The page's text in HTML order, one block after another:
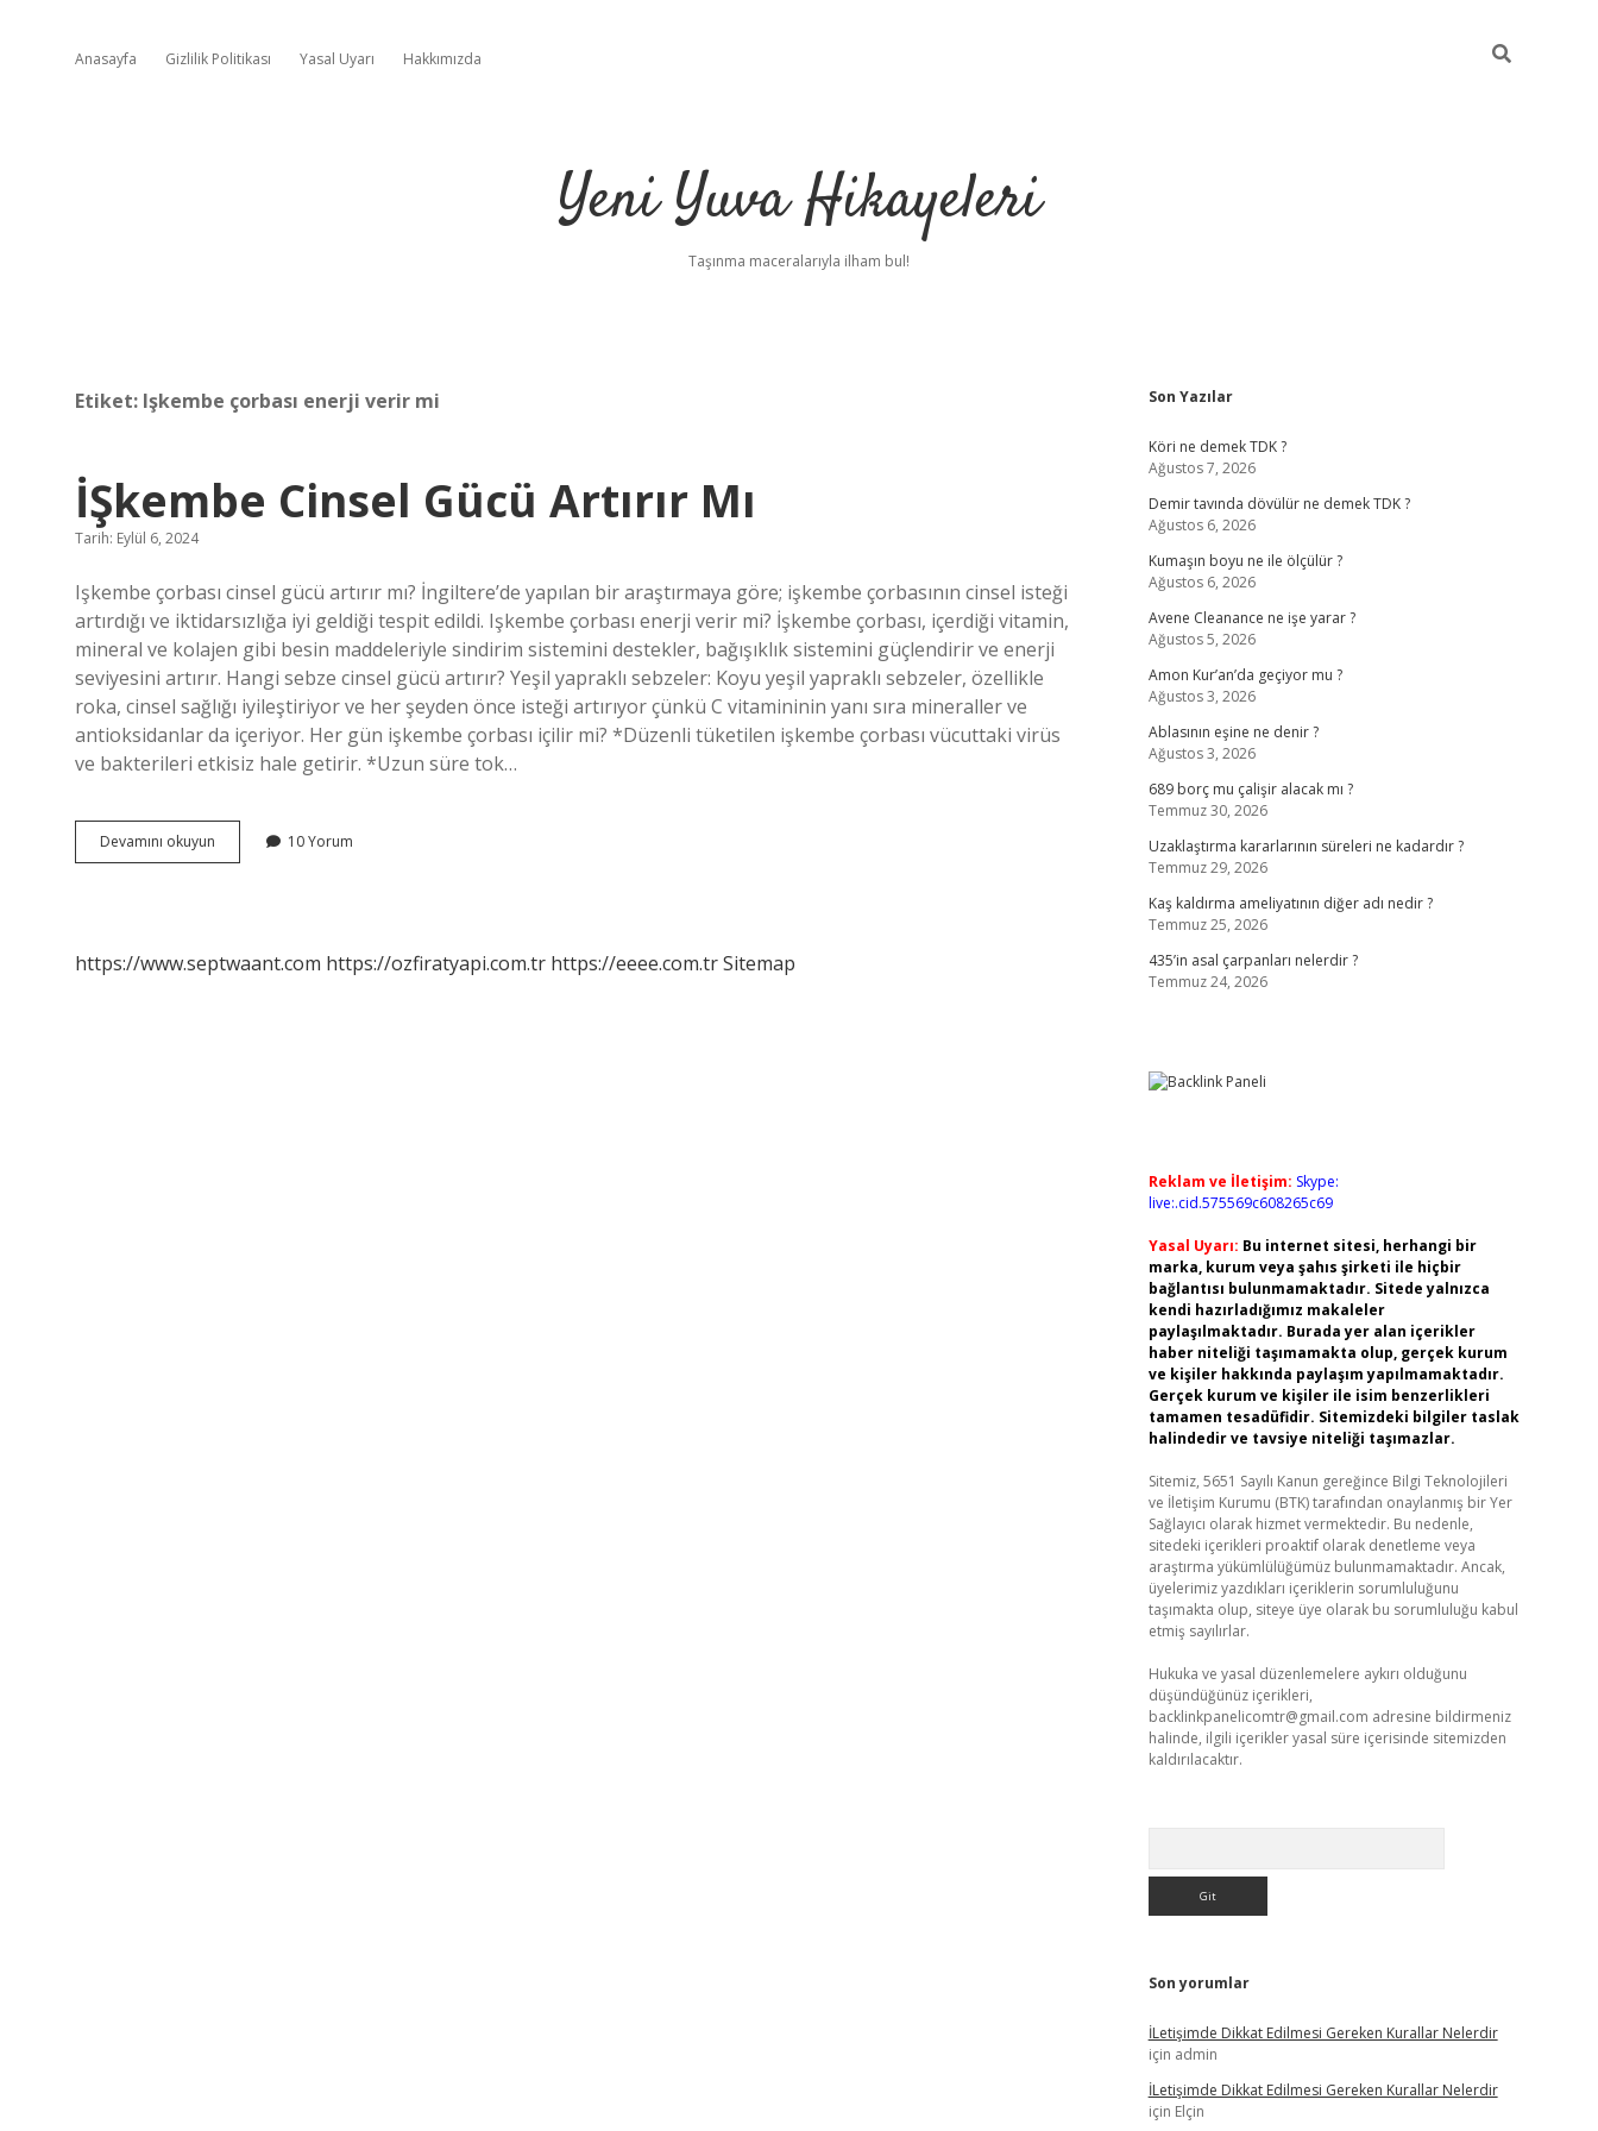
Anasayfa Gizlilik Politikası Yasal Uyarı Hakkımızda
Yeni Yuva Hikayeleri
Taşınma maceralarıyla ilham bul!
Etiket: Işkembe çorbası enerji verir mi
İŞkembe Cinsel Gücü Artırır Mı
Tarih: Eylül 6, 2024
Işkembe çorbası cinsel gücü artırır mı? İngiltere’de yapılan bir araştırmaya göre; işkembe çorbasının cinsel isteği
artırdığı ve iktidarsızlığa iyi geldiği tespit edildi. Işkembe çorbası enerji verir mi? İşkembe çorbası, içerdiği vitamin,
mineral ve kolajen gibi besin maddeleriyle sindirim sistemini destekler, bağışıklık sistemini güçlendirir ve enerji
seviyesini artırır. Hangi sebze cinsel gücü artırır? Yeşil yapraklı sebzeler: Koyu yeşil yapraklı sebzeler, özellikle
roka, cinsel sağlığı iyileştiriyor ve her şeyden önce isteği artırıyor çünkü C vitamininin yanı sıra mineraller ve
antioksidanlar da içeriyor. Her gün işkembe çorbası içilir mi? *Düzenli tüketilen işkembe çorbası vücuttaki virüs
ve bakterileri etkisiz hale getirir. *Uzun süre tok…
Devamını okuyun İŞkembe
Cinsel
10 Yorum
https://www.septwaant.com https://ozfiratyapi.com.tr https://eeee.com.trSitemap
Sidebar
Son Yazılar
Köri ne demek TDK ?
Ağustos 7, 2026
Demir tavında dövülür ne demek TDK ?
Ağustos 6, 2026
Kumaşın boyu ne ile ölçülür ?
Ağustos 6, 2026
Avene Cleanance ne işe yarar ?
Ağustos 5, 2026
Amon Kur’an’da geçiyor mu ?
Ağustos 3, 2026
Ablasının eşine ne denir ?
Ağustos 3, 2026
689 borç mu çalişir alacak mı ?
Temmuz 30, 2026
Uzaklaştırma kararlarının süreleri ne kadardır ?
Temmuz 29, 2026
Kaş kaldırma ameliyatının diğer adı nedir ?
Temmuz 25, 2026
435’in asal çarpanları nelerdir ?
Temmuz 24, 2026
Reklam ve İletişim: Skype:
live:.cid.575569c608265c69
Yasal Uyarı: Bu internet sitesi, herhangi bir
marka, kurum veya şahıs şirketi ile hiçbir
bağlantısı bulunmamaktadır. Sitede yalnızca
kendi hazırladığımız makaleler
paylaşılmaktadır. Burada yer alan içerikler
haber niteliği taşımamakta olup, gerçek kurum
ve kişiler hakkında paylaşım yapılmamaktadır.
Gerçek kurum ve kişiler ile isim benzerlikleri
tamamen tesadüfidir. Sitemizdeki bilgiler taslak
halindedir ve tavsiye niteliği taşımazlar.
Sitemiz, 5651 Sayılı Kanun gereğince Bilgi Teknolojileri
ve İletişim Kurumu (BTK) tarafından onaylanmış bir Yer
Sağlayıcı olarak hizmet vermektedir. Bu nedenle,
sitedeki içerikleri proaktif olarak denetleme veya
araştırma yükümlülüğümüz bulunmamaktadır. Ancak,
üyelerimiz yazdıkları içeriklerin sorumluluğunu
taşımakta olup, siteye üye olarak bu sorumluluğu kabul
etmiş sayılırlar.
Hukuka ve yasal düzenlemelere aykırı olduğunu
düşündüğünüz içerikleri,
backlinkpanelicomtr@gmail.com adresine bildirmeniz
halinde, ilgili içerikler yasal süre içerisinde sitemizden
kaldırılacaktır.
Son yorumlar
İLetişimde Dikkat Edilmesi Gereken Kurallar Nelerdir
için admin
İLetişimde Dikkat Edilmesi Gereken Kurallar Nelerdir
için Elçin
hiltonbetBetexper giriş adresi